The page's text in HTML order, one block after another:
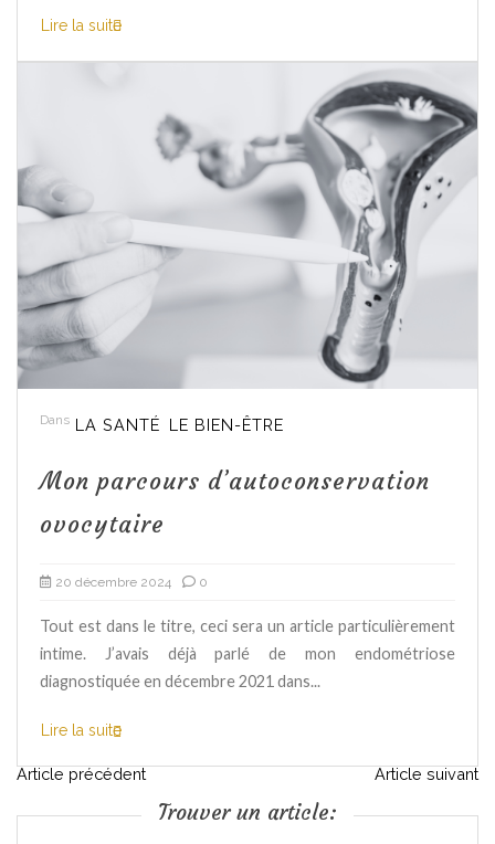
Lire la suite
Dans LA SANTÉ LE BIEN-ÊTRE
Mon parcours d’autoconservation
ovocytaire
20 décembre 2024 0
Tout est dans le titre, ceci sera un article particulièrement
intime. J’avais déjà parlé de mon endométriose
diagnostiquée en décembre 2021 dans...
Lire la suite
N
Article précédent Article suivant
Trouver un article: